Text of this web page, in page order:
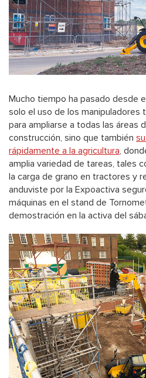
Mucho tiempo ha pasado desde
solo el uso de los manipuladores
para ampliarse a todas las áreas
construcción, sino que también
rápidamente a la agricultura,
amplia variedad de tareas, tales
la carga de grano en tractores y
anduviste por la Expoactiva
máquinas en el stand de
demostración en la activa del